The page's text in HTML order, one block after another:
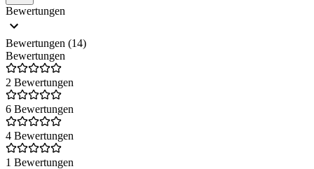
Bewertungen
Bewertungen (14)
Bewertungen
2 Bewertungen
6 Bewertungen
4 Bewertungen
1 Bewertungen